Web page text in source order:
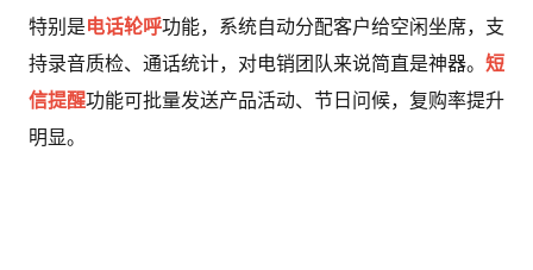
特别是电话轮呼功能，系统自动分配客户给空闲坐席，支
持录音质检、通话统计，对电销团队来说简直是神器。 短
信提醒功能可批量发送产品活动、节日问候，复购率提升
明显。